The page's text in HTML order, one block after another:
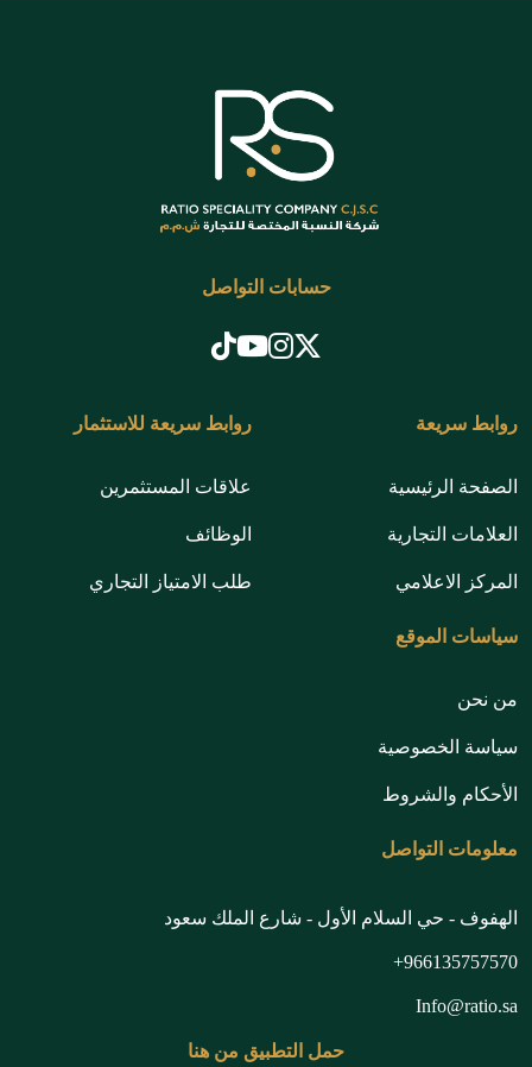
حسابات التواصل
روابط سريعة
الصفحة الرئيسية
العلامات التجارية
المركز الاعلامي
روابط سريعة للاستثمار
علاقات المستثمرين
الوظائف
طلب الامتياز التجاري
سياسات الموقع
من نحن
سياسة الخصوصية
الأحكام والشروط
معلومات التواصل
الهفوف - حي السلام الأول - شارع الملك سعود
966135757570+
Info@ratio.sa
حمل التطبيق من هنا